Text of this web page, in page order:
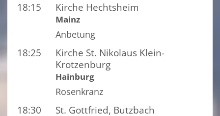
18:15 Kirche Hechtsheim
Mainz
Anbetung
18:25
Kirche St. Nikolaus Klein-
Krotzenburg
Hainburg
Rosenkranz
18:30 St. Gottfried, Butzbach